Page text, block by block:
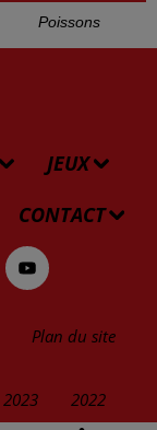
Poissons
JEUX
CONTACT
Plan du site
2023 2022